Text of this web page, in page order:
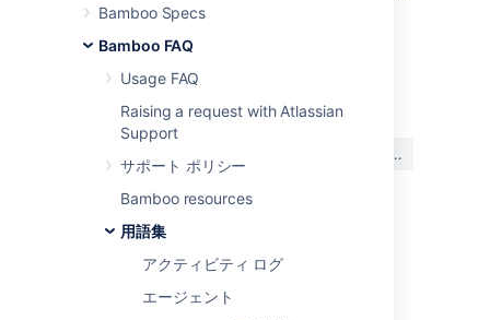
Bamboo Specs
Bamboo FAQ
Usage FAQ
Raising a request with Atlassian
Support
サポート ポリシー
Bamboo resources
用語集
アクティビティ ログ
エージェント
build and that of a job is a job build.
最終更新日 2021 年 6 月 7 日
この内容はお役に立ちました
いいえ
Working with build results